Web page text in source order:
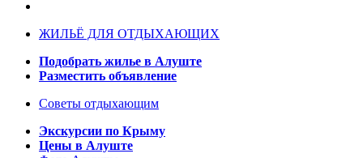
ЖИЛЬЁ ДЛЯ ОТДЫХАЮЩИХ
Подобрать жилье в Алуште
Разместить объявление
Советы отдыхающим
Экскурсии по Крыму
Цены в Алуште